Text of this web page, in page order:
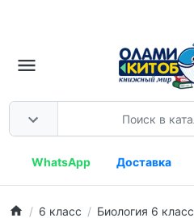
WhatsApp Доставка
6 класс Биология 6 класс